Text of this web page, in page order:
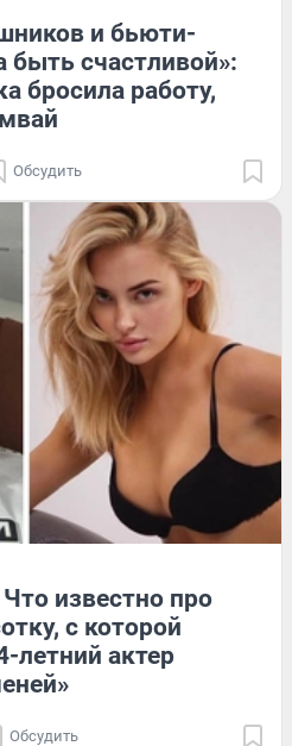
и бьюти-
быть счастливой»:
бросила работу,
Обсудить
известно про
с которой
летний актер
Обсудить